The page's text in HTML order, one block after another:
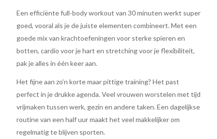
Een efficiënte full-body workout van 30 minuten werkt super
goed, vooral als je de juiste elementen combineert. Met een
goede mix van krachtoefeningen voor sterke spieren en
botten, cardio voor je hart en stretching voor je flexibiliteit,
pak je alles in één keer aan.
Het fijne aan zo’n korte maar pittige training? Het past
perfect in je drukke agenda. Veel vrouwen worstelen met tijd
vrijmaken tussen werk, gezin en andere taken. Een dagelijkse
routine van een half uur maakt het veel makkelijker om
regelmatig te blijven sporten.